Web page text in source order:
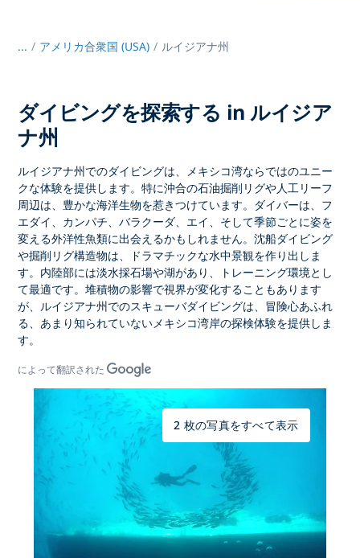
... / アメリカ合衆国 (USA) ルイジアナ州
ダイビングを探索する in ルイジア
ナ州
ルイジアナ州でのダイビングは 、メキシコ湾ならではのユニー
クな体験を提供します。特に沖合の石油掘削リグや人工リーフ
周辺は、豊かな海洋生物を惹きつけています。ダイバーは、フ
エダイ、カンパチ、バラクーダ、エイ、そして季節ごとに姿を
変える外洋性魚類に出会えるかもしれません。沈船ダイビング
や掘削リグ構造物は、ドラマチックな水中景観を作り出しま
す。内陸部には淡水採石場や湖があり、トレーニング環境とし
て最適です。堆積物の影響で視界が変化することもあります
が、 ルイジアナ州でのスキューバダイビングは、 冒険心あふれ
る、あまり知られていないメキシコ湾岸の探検体験を提供しま
す。
によって翻訳された
2 枚の写真をすべて表示